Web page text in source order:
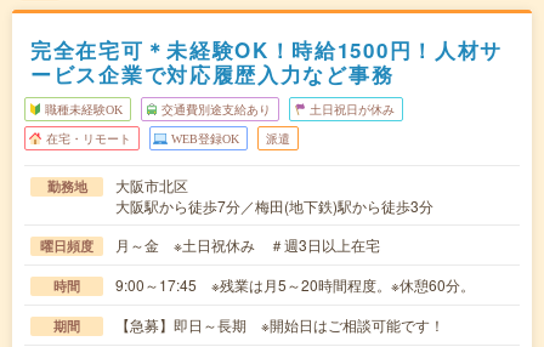
完全在宅可＊未経験OK！時給1500円！人材サ
ービス企業で対応履歴入力など事務
職種未経験OK 交通費別途支給あり 土日祝日が休み
在宅・リモート WEB登録OK 派遣
勤務地
大阪市北区
大阪駅から徒歩7分／梅田(地下鉄)駅から徒歩3分
曜日頻度 月～金 ※土日祝休み ＃週3日以上在宅
時間 9:00～17:45 ※残業は月5～20時間程度。※休憩60分。
期間 【急募】即日～長期 ※開始日はご相談可能です！